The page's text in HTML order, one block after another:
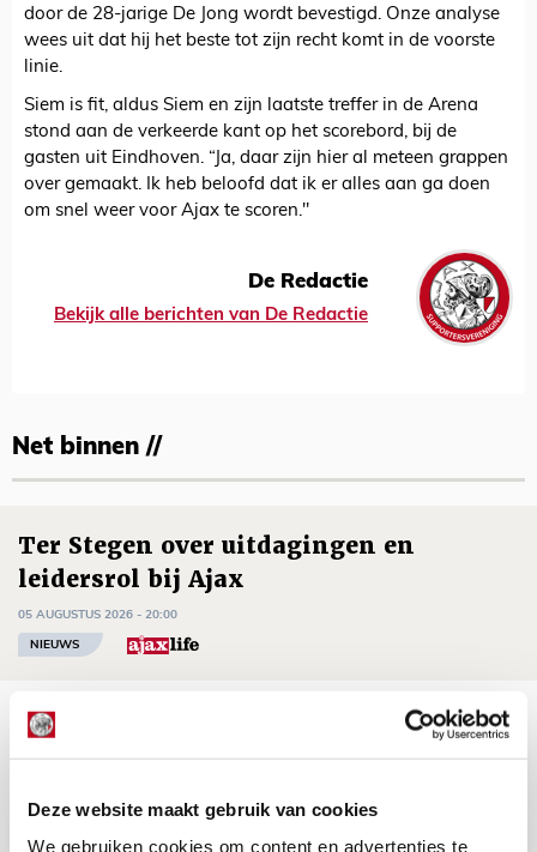
Deze website maakt gebruik van cookies
We gebruiken cookies om content en advertenties te
door de 28-jarige De Jong wordt bevestigd. Onze analyse
wees uit dat hij het beste tot zijn recht komt in de voorste
linie.
Siem is fit, aldus Siem en zijn laatste treffer in de Arena
stond aan de verkeerde kant op het scorebord, bij de
gasten uit Eindhoven. “Ja, daar zijn hier al meteen grappen
over gemaakt. Ik heb beloofd dat ik er alles aan ga doen
om snel weer voor Ajax te scoren."
De Redactie
Bekijk alle berichten van De Redactie
Net binnen //
Ter Stegen over uitdagingen en
leidersrol bij Ajax
05 AUGUSTUS 2026 - 20:00
NIEUWS
Míchels elf: zie jij al rol voor
aanwinsten in thuisduel met